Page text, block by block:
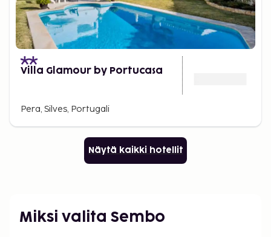
Villa Glamour by Portucasa
Pera, Silves, Portugali
Näytä kaikki hotellit
Miksi valita Sembo